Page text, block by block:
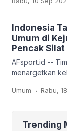
tim
Indonesia
Umum di
Pencak
AFsport.id --
menargetkan
Silat ke-20 dan
Umum . Rabu,
Trending